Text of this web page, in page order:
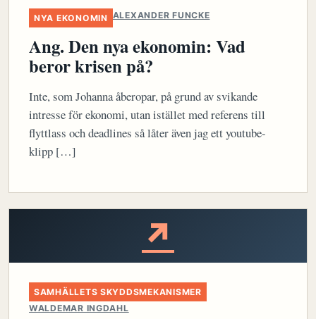
NYA EKONOMIN ALEXANDER FUNCKE
Ang. Den nya ekonomin: Vad
beror krisen på?
Inte, som Johanna åberopar, på grund av svikande
intresse för ekonomi, utan istället med referens till
flyttlass och deadlines så låter även jag ett youtube-
klipp […]
↗
SAMHÄLLETS SKYDDSMEKANISMER
WALDEMAR INGDAHL